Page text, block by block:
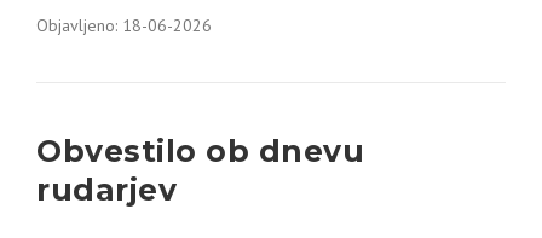
Objavljeno: 18-06-2026
Obvestilo ob dnevu
rudarjev